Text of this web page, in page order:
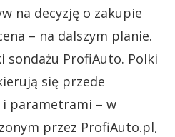
na decyzję o zakupie
– na dalszym planie.
sondażu ProfiAuto. Polki
się przede
parametrami – w
przez ProfiAuto.pl,